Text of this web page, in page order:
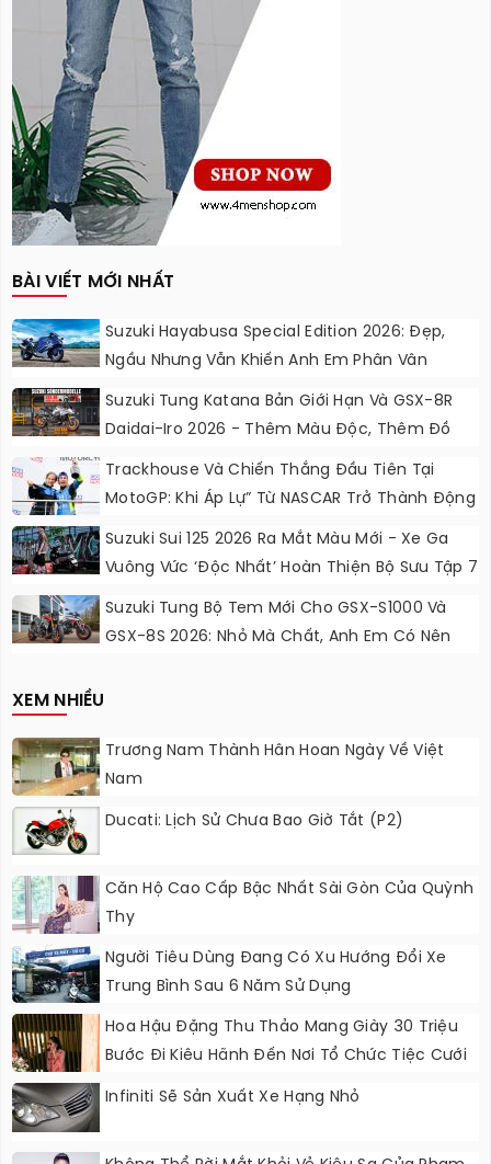
BÀI VIẾT MỚI NHẤT
Suzuki Hayabusa Special Edition 2026: Đẹp,
Ngầu Nhưng Vẫn Khiến Anh Em Phân Vân
Suzuki Tung Katana Bản Giới Hạn Và GSX-8R
Daidai-Iro 2026 - Thêm Màu Độc, Thêm Đồ
Chơi, Thêm Cá Tính
Trackhouse Và Chiến Thắng Đầu Tiên Tại
MotoGP: Khi Áp Lự” Từ NASCAR Trở Thành Động
Lực Ngọt Ngào
Suzuki Sui 125 2026 Ra Mắt Màu Mới - Xe Ga
Vuông Vức ‘độc Nhất’ Hoàn Thiện Bộ Sưu Tập 7
Sắc Cầu Vồng
Suzuki Tung Bộ Tem Mới Cho GSX-S1000 Và
GSX-8S 2026: Nhỏ Mà Chất, Anh Em Có Nên
XEM NHIỀU
Trương Nam Thành Hân Hoan Ngày Về Việt
Nam
Ducati: Lịch Sử Chưa Bao Giờ Tắt (P2)
Căn Hộ Cao Cấp Bậc Nhất Sài Gòn Của Quỳnh
Thy
Người Tiêu Dùng Đang Có Xu Hướng Đổi Xe
Trung Bình Sau 6 Năm Sử Dụng
Hoa Hậu Đặng Thu Thảo Mang Giày 30 Triệu
Bước Đi Kiêu Hãnh Đến Nơi Tổ Chức Tiệc Cưới
Infiniti Sẽ Sản Xuất Xe Hạng Nhỏ